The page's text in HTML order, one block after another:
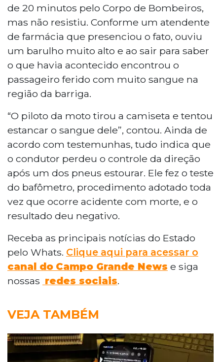
de 20 minutos pelo Corpo de Bombeiros,
mas não resistiu. Conforme um atendente
de farmácia que presenciou o fato, ouviu
um barulho muito alto e ao sair para saber
o que havia acontecido encontrou o
passageiro ferido com muito sangue na
região da barriga.
“O piloto da moto tirou a camiseta e tentou
estancar o sangue dele”, contou. Ainda de
acordo com testemunhas, tudo indica que
o condutor perdeu o controle da direção
após um dos pneus estourar. Ele fez o teste
do bafômetro, procedimento adotado toda
vez que ocorre acidente com morte, e o
resultado deu negativo.
Receba as principais notícias do Estado
pelo Whats. Clique aqui para acessar o
canal do Campo Grande News e siga
nossas redes sociais.
VEJA TAMBÉM